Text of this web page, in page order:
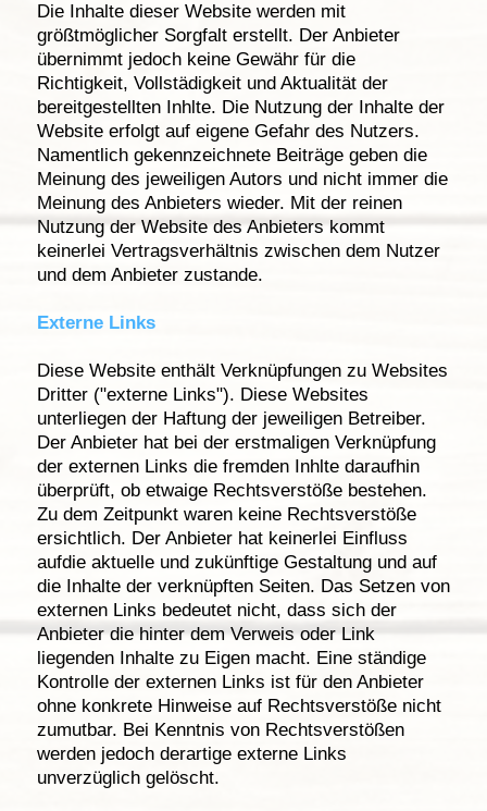
Die Inhalte dieser Website werden mit
größtmöglicher Sorgfalt erstellt. Der Anbieter
übernimmt jedoch keine Gewähr für die
Richtigkeit, Vollstädigkeit und Aktualität der
bereitgestellten Inhlte. Die Nutzung der Inhalte der
Website erfolgt auf eigene Gefahr des Nutzers.
Namentlich gekennzeichnete Beiträge geben die
Meinung des jeweiligen Autors und nicht immer die
Meinung des Anbieters wieder. Mit der reinen
Nutzung der Website des Anbieters kommt
keinerlei Vertragsverhältnis zwischen dem Nutzer
und dem Anbieter zustande.
Externe Links
Diese Website enthält Verknüpfungen zu Websites
Dritter ("externe Links"). Diese Websites
unterliegen der Haftung der jeweiligen Betreiber.
Der Anbieter hat bei der erstmaligen Verknüpfung
der externen Links die fremden Inhlte daraufhin
überprüft, ob etwaige Rechtsverstöße bestehen.
Zu dem Zeitpunkt waren keine Rechtsverstöße
ersichtlich. Der Anbieter hat keinerlei Einfluss
aufdie aktuelle und zukünftige Gestaltung und auf
die Inhalte der verknüpften Seiten. Das Setzen von
externen Links bedeutet nicht, dass sich der
Anbieter die hinter dem Verweis oder Link
liegenden Inhalte zu Eigen macht. Eine ständige
Kontrolle der externen Links ist für den Anbieter
ohne konkrete Hinweise auf Rechtsverstöße nicht
zumutbar. Bei Kenntnis von Rechtsverstößen
werden jedoch derartige externe Links
unverzüglich gelöscht.